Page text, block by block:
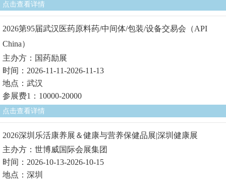
点击查看详情
2026第95届武汉医药原料药/中间体/包装/设备交易会（API
China）
主办方：国药励展
时间：2026-11-11-2026-11-13
地点：武汉
参展费1：10000-20000
点击查看详情
2026深圳乐活康养展＆健康与营养保健品展|深圳健康展
主办方：世博威国际会展集团
时间：2026-10-13-2026-10-15
地点：深圳